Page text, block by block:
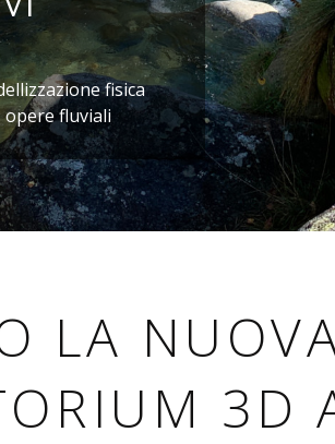
fisica
fluviali
LA
3D